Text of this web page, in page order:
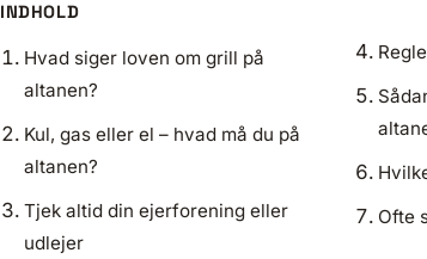
INDHOLD
Hvad siger loven om grill på
altanen?
Kul, gas eller el – hvad må du på
altanen?
Tjek altid din ejerforening eller
udlejer
Ofte